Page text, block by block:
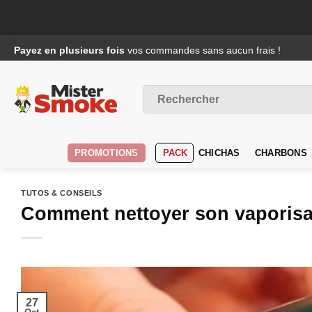
au
Payez en plusieurs fois vos commandes sans aucun frais !
pour :
PROMOTIONS PACK CHICHAS CHARBONS
TUTOS & CONSEILS
Comment nettoyer son
27